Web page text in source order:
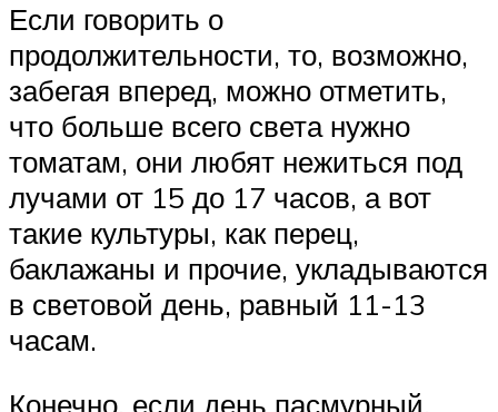
Если говорить о
продолжительности, то, возможно,
забегая вперед, можно отметить,
что больше всего света нужно
томатам, они любят нежиться под
лучами от 15 до 17 часов, а вот
такие культуры, как перец,
баклажаны и прочие, укладываются
в световой день, равный 11-13
часам.
Конечно, если день пасмурный,